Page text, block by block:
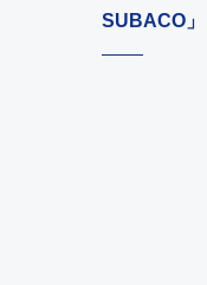
SUBACO」